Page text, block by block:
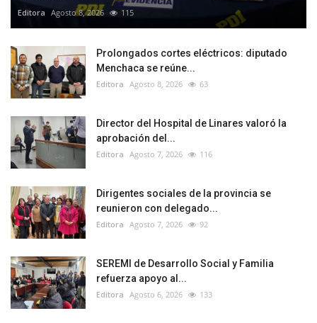
Editora Agosto 8, 2026 115
Prolongados cortes eléctricos: diputado
Menchaca se reúne...
Editora Agosto 8, 2026 63
Director del Hospital de Linares valoró la
aprobación del...
Editora Agosto 7, 2026 116
Dirigentes sociales de la provincia se
reunieron con delegado...
Editora Agosto 7, 2026 92
SEREMI de Desarrollo Social y Familia
refuerza apoyo al...
Editora Agosto 6, 2026 133